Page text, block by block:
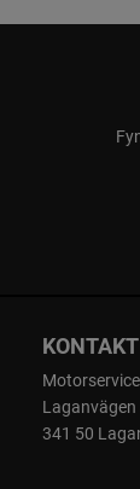
KONTAKT
Laganvägen
341 50